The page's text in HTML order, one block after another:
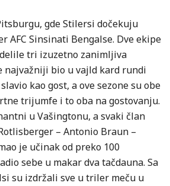
gde Stilersi dočekuju
AFC Sinsinati Bengalse. Dve ekipe
tri izuzetno zanimljiva
najvažniji bio u vajld kard rundi
kao gost, a ove sezone su obe
trijumfe i to oba na gostovanju.
u Vašingtonu, a svaki član
– Antonio Braun –
je učinak od preko 100
sebe u makar dva tačdauna. Sa
su izdržali sve u triler meču u